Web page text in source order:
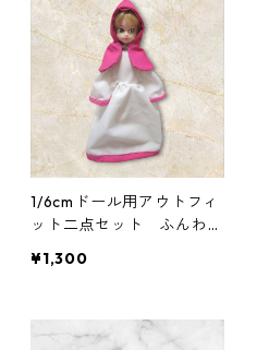
1/6cmドール用アウトフィ
ット二点セット ふんわり
セット RPGキャラ風 魔
¥1,300